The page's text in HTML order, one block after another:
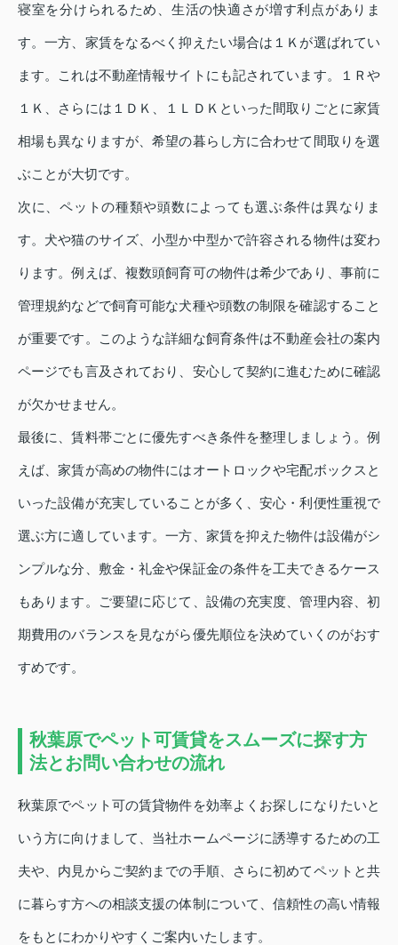
寝室を分けられるため、生活の快適さが増す利点がありま
す。一方、家賃をなるべく抑えたい場合は１Ｋが選ばれてい
ます。これは不動産情報サイトにも記されています。１Ｒや
１Ｋ、さらには１ＤＫ、１ＬＤＫといった間取りごとに家賃
相場も異なりますが、希望の暮らし方に合わせて間取りを選
ぶことが大切です。
次に、ペットの種類や頭数によっても選ぶ条件は異なりま
す。犬や猫のサイズ、小型か中型かで許容される物件は変わ
ります。例えば、複数頭飼育可の物件は希少であり、事前に
管理規約などで飼育可能な犬種や頭数の制限を確認すること
が重要です。このような詳細な飼育条件は不動産会社の案内
ページでも言及されており、安心して契約に進むために確認
が欠かせません。
最後に、賃料帯ごとに優先すべき条件を整理しましょう。例
えば、家賃が高めの物件にはオートロックや宅配ボックスと
いった設備が充実していることが多く、安心・利便性重視で
選ぶ方に適しています。一方、家賃を抑えた物件は設備がシ
ンプルな分、敷金・礼金や保証金の条件を工夫できるケース
もあります。ご要望に応じて、設備の充実度、管理内容、初
期費用のバランスを見ながら優先順位を決めていくのがおす
すめです。
秋葉原でペット可賃貸をスムーズに探す方
法とお問い合わせの流れ
秋葉原でペット可の賃貸物件を効率よくお探しになりたいと
いう方に向けまして、当社ホームページに誘導するための工
夫や、内見からご契約までの手順、さらに初めてペットと共
に暮らす方への相談支援の体制について、信頼性の高い情報
をもとにわかりやすくご案内いたします。